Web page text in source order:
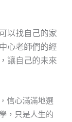
以找自己的家
心老師們的經
讓自己的未來
信心滿滿地選
，只是人生的